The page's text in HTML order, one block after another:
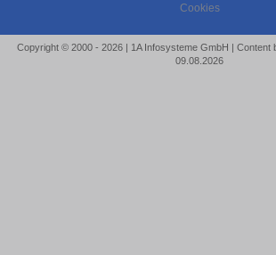
Cookies
Copyright © 2000 - 2026 | 1A Infosysteme GmbH | Content
09.08.2026